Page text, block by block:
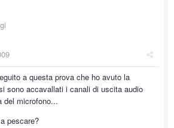
a questa prova che ho avuto la
sono accavallati i canali di uscita audio
del microfono...
pescare?